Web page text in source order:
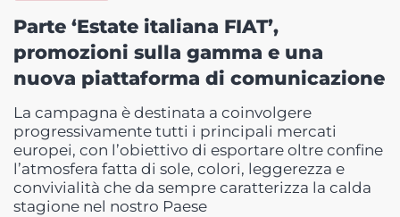
Parte ‘Estate italiana FIAT’,
promozioni sulla gamma e una
nuova piattaforma di comunicazione
La campagna è destinata a coinvolgere
progressivamente tutti i principali mercati
europei, con l’obiettivo di esportare oltre confine
l’atmosfera fatta di sole, colori, leggerezza e
convivialità che da sempre caratterizza la calda
stagione nel nostro Paese